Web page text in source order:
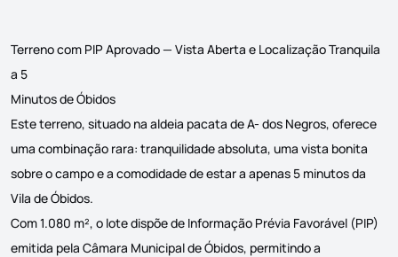
Terreno com PIP Aprovado — Vista Aberta e Localização Tranquila
a 5
Minutos de Óbidos
Este terreno, situado na aldeia pacata de A- dos Negros, oferece
uma combinação rara: tranquilidade absoluta, uma vista bonita
sobre o campo e a comodidade de estar a apenas 5 minutos da
Vila de Óbidos.
Com 1.080 m², o lote dispõe de Informação Prévia Favorável (PIP)
emitida pela Câmara Municipal de Óbidos, permitindo a